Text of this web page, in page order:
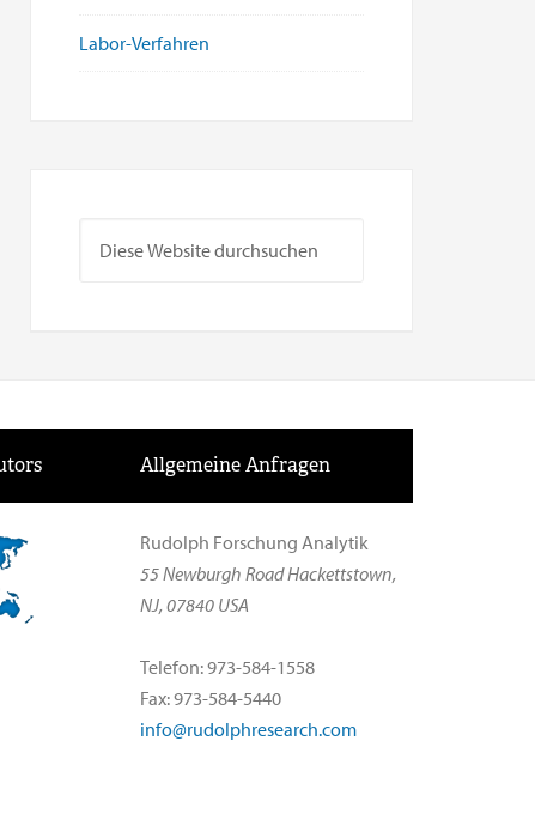
Labor-Verfahren
Allgemeine Anfragen
Rudolph Forschung Analytik
55 Newburgh Road Hackettstown,
NJ, 07840 USA
Telefon: 973-584-1558
Fax: 973-584-5440
info@rudolphresearch.com